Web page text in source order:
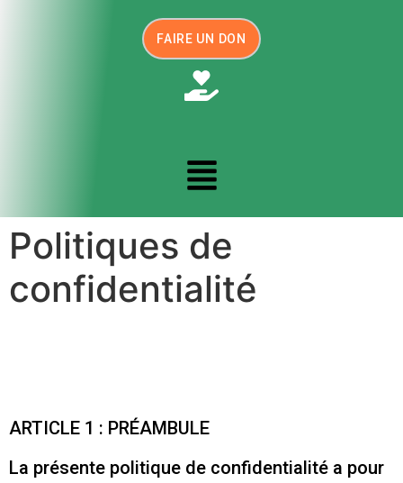
FAIRE UN DON
Politiques de
confidentialité
ARTICLE 1 : PRÉAMBULE
La présente politique de confidentialité a pour